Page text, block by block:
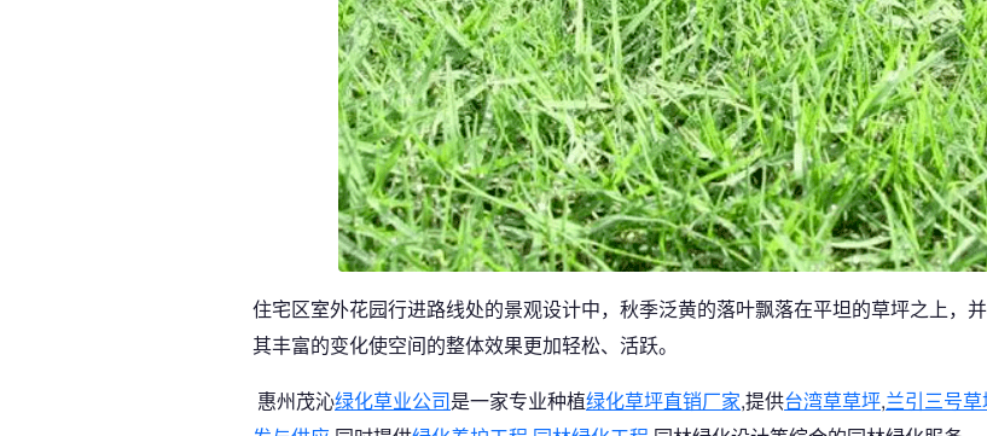
住宅区室外花园行进路线处的景观设计中，秋季泛黄的落叶飘落在平坦的草坪之上，
其丰富的变化使空间的整体效果更加轻松、活跃。
惠州茂沁绿化草业公司是一家专业种植绿化草坪直销厂家,提供台湾草草坪,兰引三号